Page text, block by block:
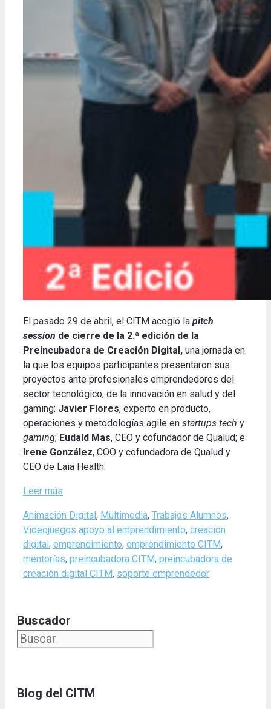
El pasado 29 de abril, el CITM acogió la pitch
session de cierre de la 2.ª edición de la
Preincubadora de Creación Digital, una jornada en
la que los equipos participantes presentaron sus
proyectos ante profesionales emprendedores del
sector tecnológico, de la innovación en salud y del
gaming: Javier Flores, experto en producto,
operaciones y metodologías agile en startups tech y
gaming; Eudald Mas, CEO y cofundador de Qualud; e
Irene González, COO y cofundadora de Qualud y
CEO de Laia Health.
Leer más
Categories
Animación Digital , Multimedia, Trabajos Alumnos,
Videojuegos Tags
apoyo al emprendimiento, creación
digital , emprendimiento, emprendimiento CITM,
mentorías, preincubadora CITM, preincubadora de
creación digital CITM, soporte emprendedor
Buscador
Blog del CITM